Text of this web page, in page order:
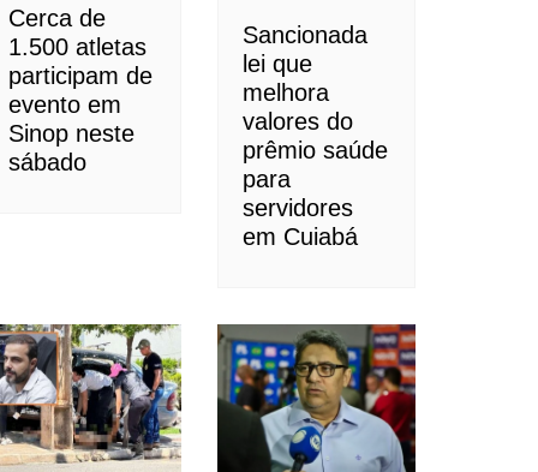
Cerca de
1.500 atletas
participam de
evento em
Sinop neste
sábado
Sancionada
lei que
melhora
valores do
prêmio saúde
para
servidores
em Cuiabá